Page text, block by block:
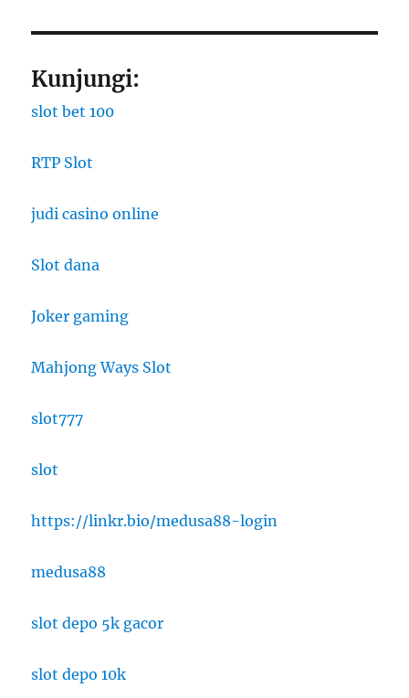
Kunjungi:
slot bet 100
RTP Slot
judi casino online
Slot dana
Joker gaming
Mahjong Ways Slot
slot777
slot
https://linkr.bio/medusa88-login
medusa88
slot depo 5k gacor
slot depo 10k